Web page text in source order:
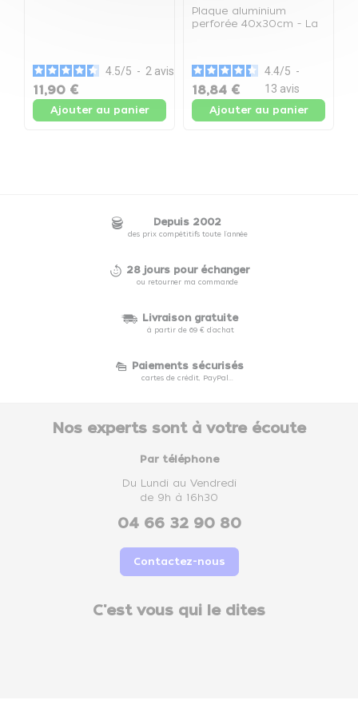
4.5/5 - 2 avis
11,90 €
Ajouter au panier
Plaque aluminium
perforée 40x30cm - La
4.4/5 -
13 avis
18,84 €
Ajouter au panier
Depuis 2002
des prix compétitifs toute l'année
28 jours pour échanger
ou retourner ma commande
Livraison gratuite
à partir de 69 € d'achat
Paiements sécurisés
cartes de crédit, PayPal...
Nos experts sont à votre écoute
Par téléphone
Du Lundi au Vendredi
de 9h à 16h30
04 66 32 90 80
Contactez-nous
C'est vous qui le dites